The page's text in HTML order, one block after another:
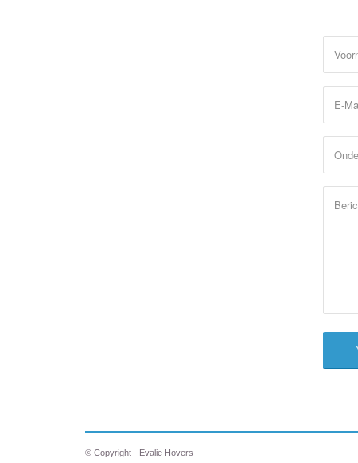
© Copyright - Evalie Hovers